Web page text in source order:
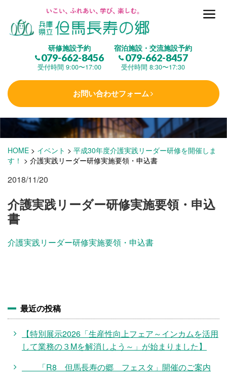
研修施設予約
079-662-8456
受付時間 9:00〜17:00
宿泊施設・交流施設予約
079-662-8457
受付時間 8:30〜17:30
お問い合わせフォーム
但馬長寿の郷とは
(研修施設)
楽しむ
学 ぶ(健康福祉)
泊まる (宿泊)
施設・料金
HOME > イベント > 平成30年度介護実践リーダー研修を開催しま
す！ > 介護実践リーダー研修実施要領・申込書
2018/11/20
介護実践リーダー研修実施要領・申込
書
介護実践リーダー研修実施要領・申込書
最近の投稿
【特別展示2026「生産性向上フェア～インカムを活用
して業務の３Mを解消しよう～」が始まりました】
「R8 但馬長寿の郷 フェスタ」開催のご案内